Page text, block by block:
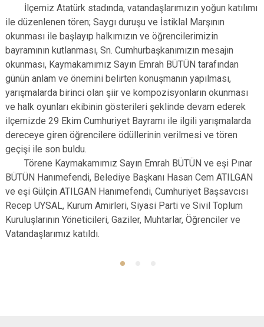
İlçemiz Atatürk stadında, vatandaşlarımızın yoğun katılımı
ile düzenlenen tören; Saygı duruşu ve İstiklal Marşının
okunması ile başlayıp halkımızın ve öğrencilerimizin
bayramının kutlanması, Sn. Cumhurbaşkanımızın mesajın
okunması, Kaymakamımız Sayın Emrah BÜTÜN tarafından
günün anlam ve önemini belirten konuşmanın yapılması,
yarışmalarda birinci olan şiir ve kompozisyonların okunması
ve halk oyunları ekibinin gösterileri şeklinde devam ederek
ilçemizde 29 Ekim Cumhuriyet Bayramı ile ilgili yarışmalarda
dereceye giren öğrencilere ödüllerinin verilmesi ve tören
geçişi ile son buldu.
Törene Kaymakamımız Sayın Emrah BÜTÜN ve eşi Pınar
BÜTÜN Hanımefendi, Belediye Başkanı Hasan Cem ATILGAN
ve eşi Gülçin ATILGAN Hanımefendi, Cumhuriyet Başsavcısı
Recep UYSAL, Kurum Amirleri, Siyasi Parti ve Sivil Toplum
Kuruluşlarının Yöneticileri, Gaziler, Muhtarlar, Öğrenciler ve
Vatandaşlarımız katıldı.